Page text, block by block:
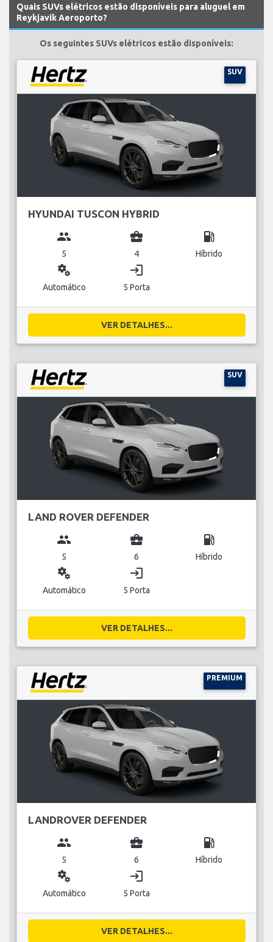
Quais SUVs elétricos estão disponíveis para aluguel em
Reykjavik Aeroporto?
Os seguintes SUVs elétricos estão disponíveis:
SUV
HYUNDAI TUSCON HYBRID
group
5
business_center
4
local_gas_station
Híbrido
miscellaneous_services
Automático
login
5 Porta
VER DETALHES...
SUV
LAND ROVER DEFENDER
group
5
business_center
6
local_gas_station
Híbrido
miscellaneous_services
Automático
login
5 Porta
VER DETALHES...
PREMIUM
LANDROVER DEFENDER
group
5
business_center
6
local_gas_station
Híbrido
miscellaneous_services
Automático
login
5 Porta
VER DETALHES...